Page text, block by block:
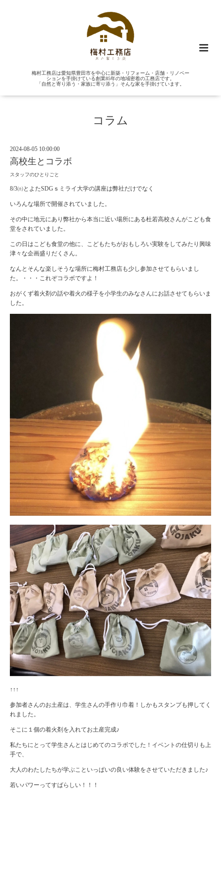
梅村工務店は愛知県豊田市を中心に新築・リフォーム・店舗・リノベー
ションを手掛けている創業85年の地域密着の工務店です。
「自然と寄り添う・家族に寄り添う」そんな家を手掛けています。
コラム
2024-08-05 10:00:00
高校生とコラボ
スタッフのひとりごと
8/3㈯とよたSDGｓミライ大学の講座は弊社だけでなく
いろんな場所で開催されていました。
その中に地元にあり弊社から本当に近い場所にある杜若高校さんがこども食
堂をされていました。
この日はこども食堂の他に、こどもたちがおもしろい実験をしてみたり興味
津々な企画盛りだくさん。
なんとそんな楽しそうな場所に梅村工務店も少し参加させてもらいまし
た。・・・これぞコラボですよ！
おがくず着火剤の話や着火の様子を小学生のみなさんにお話させてもらいま
した。
↑↑↑
参加者さんのお土産は、学生さんの手作り巾着！しかもスタンプも押してく
れました。
そこに１個の着火剤を入れてお土産完成♪
私たちにとって学生さんとはじめてのコラボでした！イベントの仕切りも上
手で、
大人のわたしたちが学ぶこといっぱいの良い体験をさせていただきました♪
若いパワーってすばらしい！！！